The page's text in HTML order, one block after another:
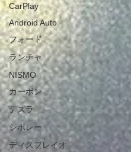
CarPlay
Android Auto
フォード
ランチャ
NISMO
カーボン
テスラ
シボレー
ディスプレイオ